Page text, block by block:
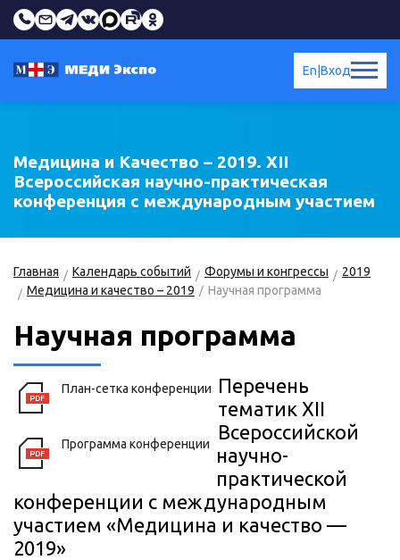
Вход
En
Медицина и Качество – 2019. XII
Всероссийская научно-практическая
конференция с международным участием
Главная Календарь событий Форумы и конгрессы
2019
Медицина и качество – 2019
Научная программа
Научная программа
План-сетка конференции
Программа конференции
Перечень
тематик XII
Всероссийской
научно-
практической
конференции с международным
участием «Медицина и качество —
2019»